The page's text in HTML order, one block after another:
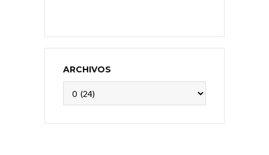
ARCHIVOS